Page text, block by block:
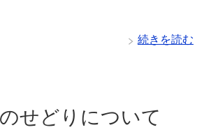
続きを読む
せどりについて